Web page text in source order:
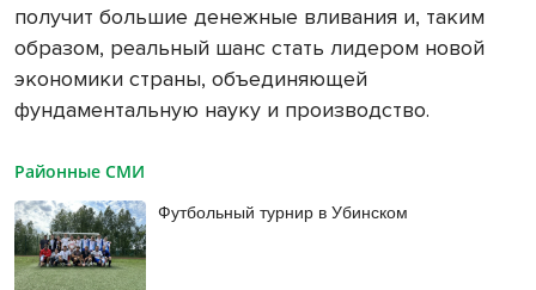
получит большие денежные вливания и, таким
образом, реальный шанс стать лидером новой
экономики страны, объединяющей
фундаментальную науку и производство.
Районные СМИ
Футбольный турнир в Убинском